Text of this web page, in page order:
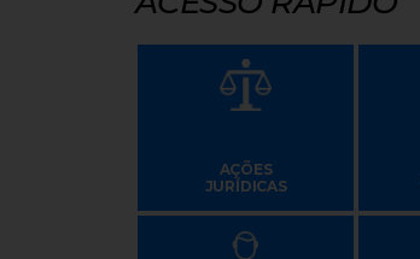
AÇÕES
JURÍDICAS